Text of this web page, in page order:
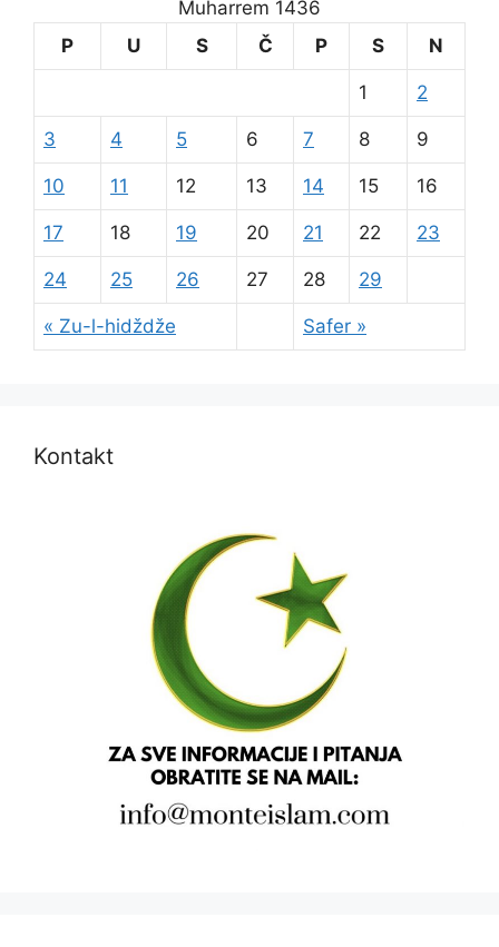
Muharrem 1436
P
U S Č P S N
« Zu-l-hidždže Safer »
1 2
3 4 5 6 7 8 9
10 11 12 13 14 15 16
17 18 19 20 21 22 23
24 25 26 27 28 29
Kontakt